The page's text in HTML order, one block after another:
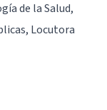
de la Salud,
Locutora